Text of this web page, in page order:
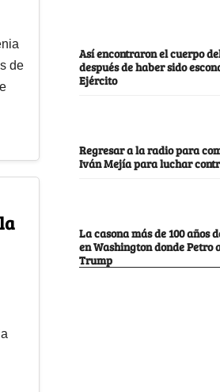
de
Así encontraron el cuerpo
después de haber sido
Ejército
Regresar a la radio para
Iván Mejía para luchar
La casona más de 100 años
en Washington donde Petro
Trump